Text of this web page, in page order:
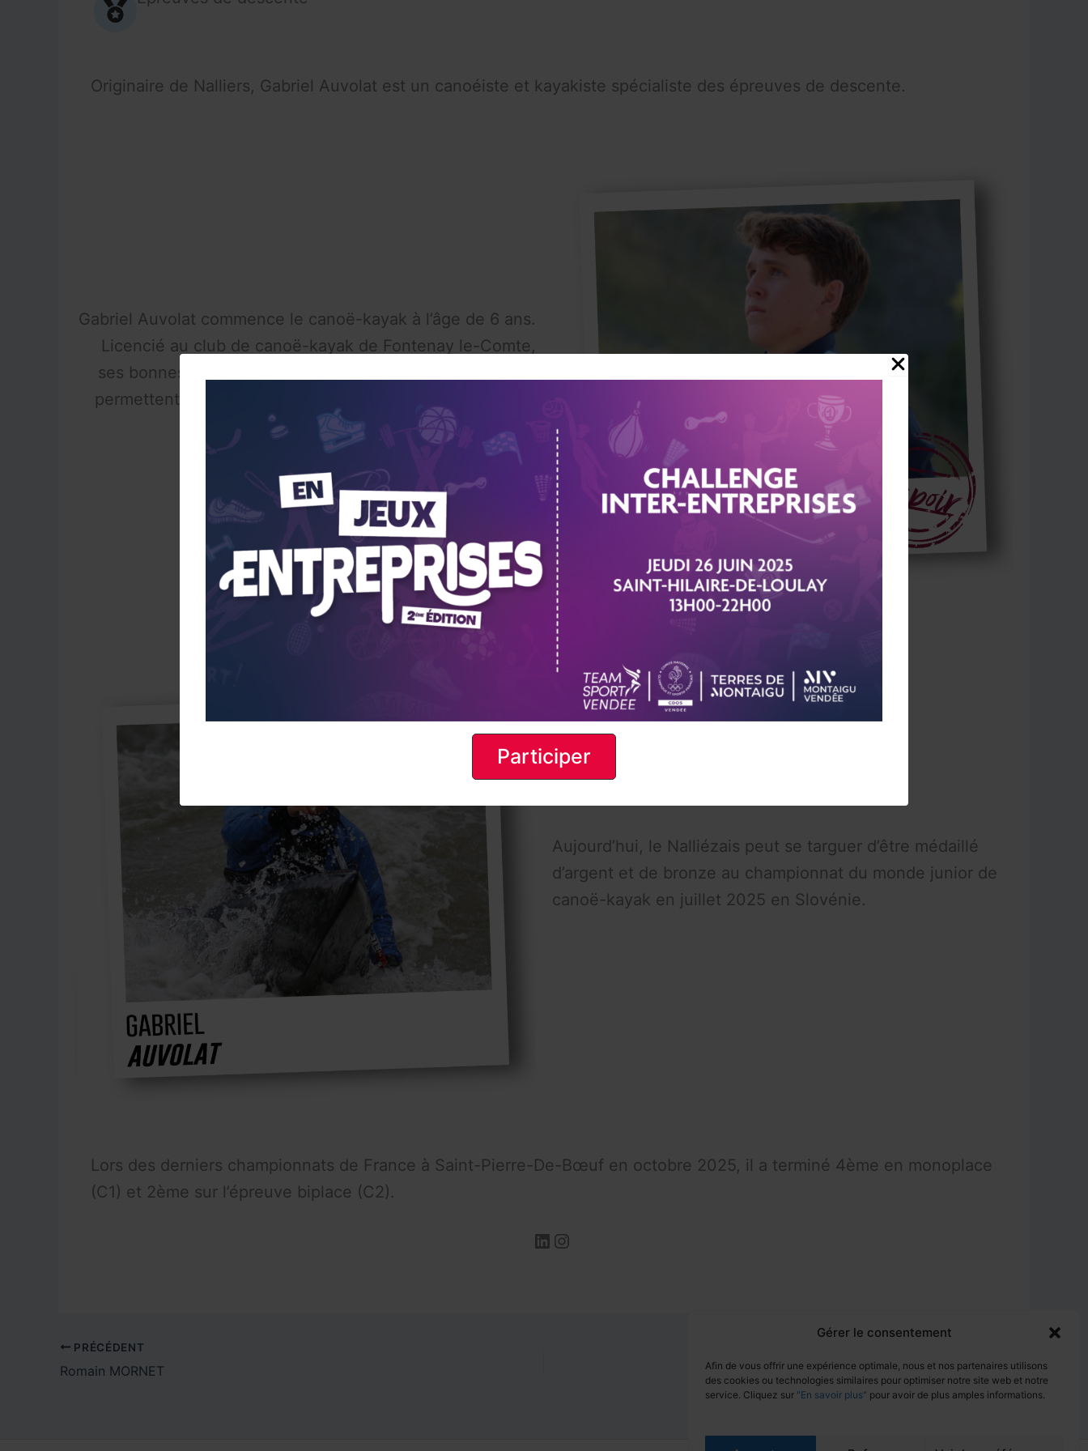
Gérer le consentement
Afin de vous offrir une expérience optimale, nous et nos partenaires utilisons
des cookies ou technologies similaires pour optimiser notre site web et notre
service. Cliquez sur "En savoir plus" pour avoir de plus amples informations.
Participer
Originaire de Nalliers, Gabriel Auvolat est un canoéiste et kayakiste spécialiste des épreuves de descente.
Gabriel Auvolat commence le canoë-kayak à l’âge de 6 ans.
Licencié au club de canoë-kayak de Fontenay le-Comte,
ses bonnes performances tout au long de sa jeunesse lui
permettent d’intégrer en parallèle le pôle espoir de Tours.
Aujourd’hui, le Nalliézais peut se targuer d’être médaillé
d’argent et de bronze au championnat du monde junior de
canoë-kayak en juillet 2025 en Slovénie.
Lors des derniers championnats de France à Saint-Pierre-De-Bœuf en octobre 2025, il a terminé 4ème en monoplace
(C1) et 2ème sur l’épreuve biplace (C2).
https://fr.linkedin.com/in/gabriel-auvolat-796722314
Instagram
PRÉCÉDENT
Romain MORNET Félix DARY